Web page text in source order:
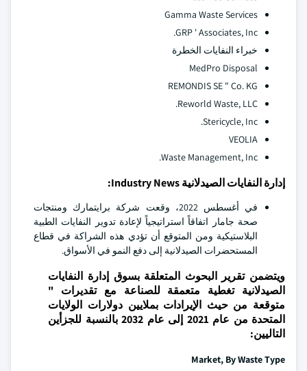
Gamma Waste Services
GRP ' Associates, Inc.
خبراء النفايات الخطرة
MedPro Disposal
REMONDIS SE " Co. KG
Reworld Waste, LLC.
Stericycle, Inc.
VEOLIA
Waste Management, Inc.
إدارة النفايات الصيدلانية Industry News:
في أغسطس 2022، وقعت شركة برايتمارك ومنتجات
صحة جامار اتفاقاً استراتيجياً لإعادة تدوير النفايات الطبية
البلاستيكية ومن المتوقع أن تؤدي هذه الشراكة في قطاع
المستحضرات الصيدلانية إلى دفع النمو في الأسواق.
ويتضمن تقرير البحوث المتعلقة بسوق إدارة النفايات
الصيدلانية تغطية متعمقة للصناعة مع تقديرات "
متوقعة من حيث الإيرادات بملايين دولارات الولايات
المتحدة من عام 2021 إلى عام 2032 بالنسبة للجزأين
التاليين:
Market, By Waste Type